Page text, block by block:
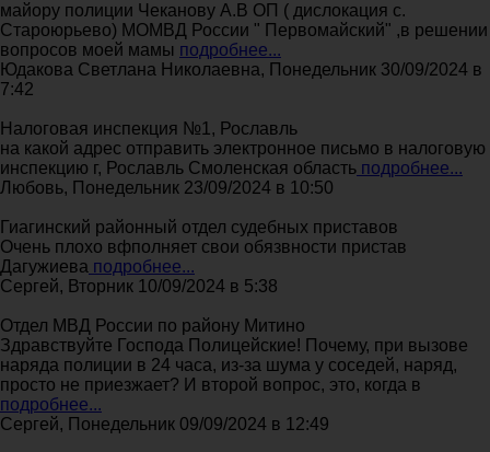
майору полиции Чеканову А.В ОП ( дислокация с.
Староюрьево) МОМВД России " Первомайский" ,в решении
вопросов моей мамы подробнее...
Юдакова Светлана Николаевна, Понедельник 30/09/2024 в
7:42
Налоговая инспекция №1, Рославль
на какой адрес отправить электронное письмо в налоговую
инспекцию г, Рославль Смоленская область подробнее...
Любовь, Понедельник 23/09/2024 в 10:50
Гиагинский районный отдел судебных приставов
Очень плохо вфполняет свои обязвности пристав
Дагужиева подробнее...
Сергей, Вторник 10/09/2024 в 5:38
Отдел МВД России по району Митино
Здравствуйте Господа Полицейские! Почему, при вызове
наряда полиции в 24 часа, из-за шума у соседей, наряд,
просто не приезжает? И второй вопрос, это, когда в
подробнее...
Сергей, Понедельник 09/09/2024 в 12:49